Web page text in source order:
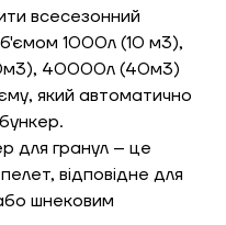
всесезонний
1000л (10 м3),
40000л (40м3)
який автоматично
для гранул – це
відповідне для
шнековим
утеплений, 55